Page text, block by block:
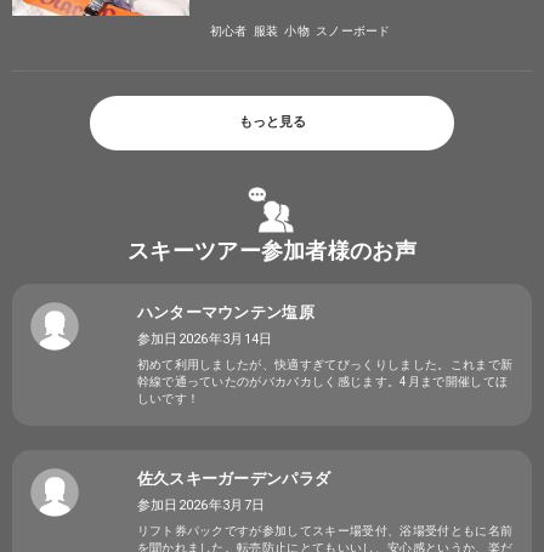
初心者 服装 小物 スノーボード
もっと見る
スキーツアー参加者様のお声
ハンターマウンテン塩原
参加日2026年3月14日
初めて利用しましたが、快適すぎてびっくりしました。これまで新
幹線で通っていたのがバカバカしく感じます。4月まで開催してほ
しいです！
佐久スキーガーデンパラダ
参加日2026年3月7日
リフト券パックですが参加してスキー場受付、浴場受付ともに名前
を聞かれました。転売防止にとてもいいし、安心感というか、楽だ